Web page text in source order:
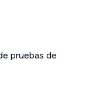
pruebas de